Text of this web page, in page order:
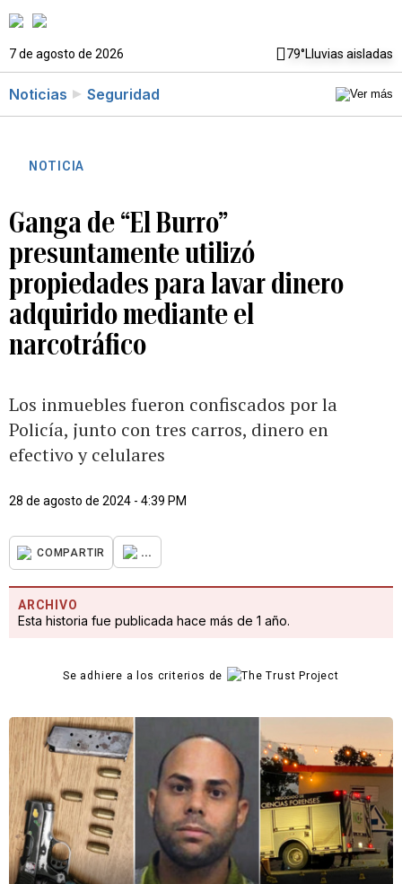
7 de agosto de 2026 79°Lluvias aisladas
Noticias Seguridad
NOTICIA
Ganga de “El Burro”
presuntamente utilizó
propiedades para lavar dinero
adquirido mediante el
narcotráfico
Los inmuebles fueron confiscados por la
Policía, junto con tres carros, dinero en
efectivo y celulares
28 de agosto de 2024 - 4:39 PM
COMPARTIR ...
ARCHIVO
Esta historia fue publicada hace más de 1 año.
Se adhiere a los criterios de